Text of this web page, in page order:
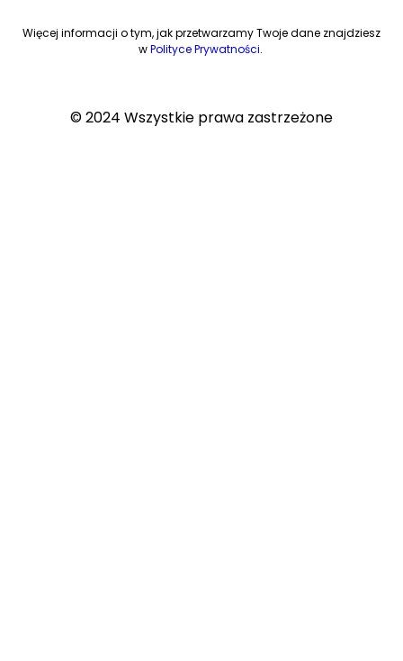
Więcej informacji o tym, jak przetwarzamy Twoje dane znajdziesz
wPolityce Prywatności.
© 2024 Wszystkie prawa zastrzeżone